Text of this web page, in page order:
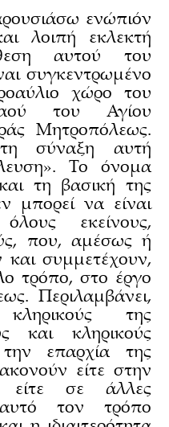
ενώπιόν
λοιπή εκλεκτή
αυτού του
συγκεντρωμένο
χώρο του
του Αγίου
Μητροπόλεως.
σύναξη αυτή
Το όνομα
τη βασική της
μπορεί να είναι
εκείνους,
που, αμέσως ή
συμμετέχουν,
τρόπο, στο έργο
Περιλαμβάνει,
της
και κληρικούς
επαρχία της
είτε στην
είτε σε άλλες
τον τρόπο